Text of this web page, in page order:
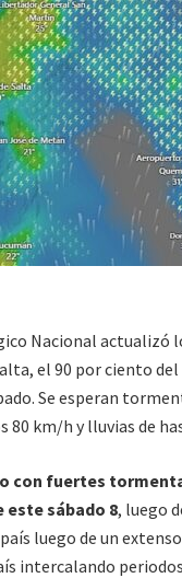
Nacional actualizó
el 90 por ciento
Se esperan
km/h y lluvias de
con fuertes
este sábado 8, luego
luego de un
intercalando